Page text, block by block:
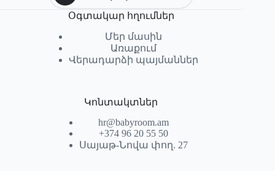
Օգտակար հղումներ
Մեր մասին
Առաքում
Վերադարձի պայմաններ
Կոնտակտներ
hr@babyroom.am
+374 96 20 55 50
Սայաթ-Նովա փող. 27